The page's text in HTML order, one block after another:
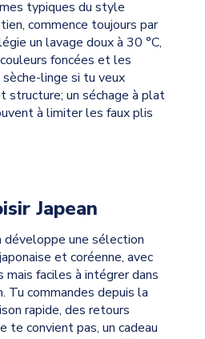
typiques du style
commence toujours par
un lavage doux à 30 °C,
foncées et les
linge si tu veux
structure; un séchage à plat
à limiter les faux plis
Japean
développe une sélection
et coréenne, avec
faciles à intégrer dans
Tu commandes depuis la
rapide, des retours
te convient pas, un cadeau